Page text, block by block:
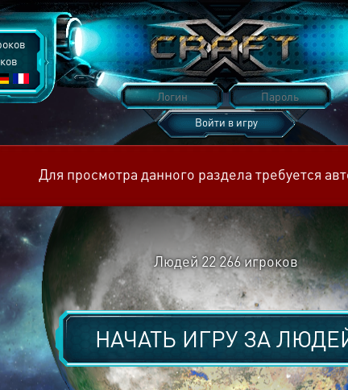
Войти в игру
Для просмотра данного раздела требуется
Людей 22 266игроков
НАЧАТЬ ИГРУ ЗА